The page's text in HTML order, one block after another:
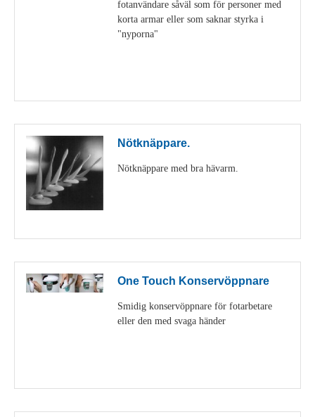
fotanvändare såväl som för personer med
korta armar eller som saknar styrka i
"nyporna"
Nötknäppare.
Nötknäppare med bra hävarm.
One Touch Konservöppnare
Smidig konservöppnare för fotarbetare
eller den med svaga händer